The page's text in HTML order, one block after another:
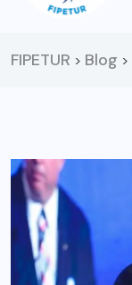
FIPETUR > Blog >